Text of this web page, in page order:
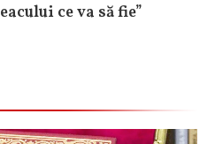
ce va să fie”